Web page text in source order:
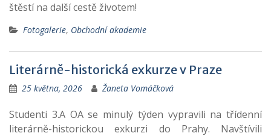
štěstí na další cestě životem!
Fotogalerie, Obchodní akademie
Literárně-historická exkurze v Praze
25 května, 2026 Žaneta Vomáčková
Studenti 3.A OA se minulý týden vypravili na třídenní
literárně-historickou exkurzi do Prahy. Navštívili